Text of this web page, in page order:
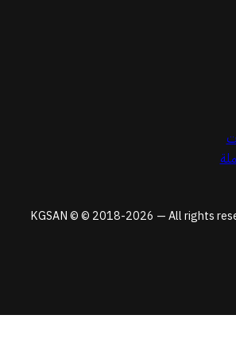
KGSAN © © 2018-2026 — All rights